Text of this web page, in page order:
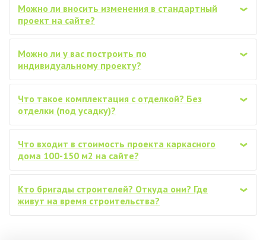
‹
Можно ли вносить изменения в стандартный
проект на сайте?
‹
Можно ли у вас построить по
индивидуальному проекту?
‹
Что такое комплектация с отделкой? Без
отделки (под усадку)?
‹
Что входит в стоимость проекта каркасного
дома 100-150 м2 на сайте?
‹
Кто бригады строителей? Откуда они? Где
живут на время строительства?